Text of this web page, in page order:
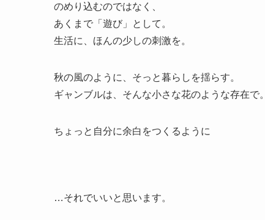
のめり込むのではなく、
あくまで「遊び」として。
生活に、ほんの少しの刺激を。
秋の風のように、そっと暮らしを揺らす。
ギャンブルは、そんな小さな花のような存在で。
ちょっと自分に余白をつくるように
…それでいいと思います。